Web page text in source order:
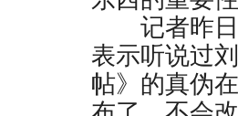
记者昨日
表示听说过
帖》的真伪